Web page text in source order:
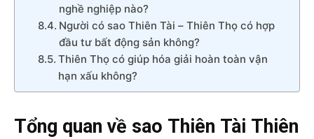
nghề nghiệp nào?
Người có sao Thiên Tài – Thiên Thọ có hợp
đầu tư bất động sản không?
Thiên Thọ có giúp hóa giải hoàn toàn vận
hạn xấu không?
Tổng quan về sao Thiên Tài Thiên